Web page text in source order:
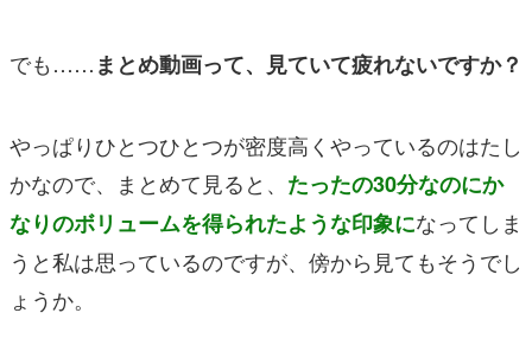
でも……まとめ動画って、見ていて疲れないですか？
やっぱりひとつひとつが密度高くやっているのはたし
かなので、まとめて見ると、 たったの30分なのにか
なりのボリュームを得られたような印象になってしま
うと私は思っているのですが、傍から見てもそうでし
ょうか。